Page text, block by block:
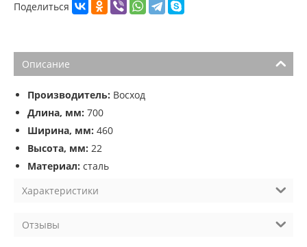
Поделиться
Описание
Производитель: Восход
Длина, мм: 700
Ширина, мм: 460
Высота, мм: 22
Материал: сталь
Характеристики
Отзывы